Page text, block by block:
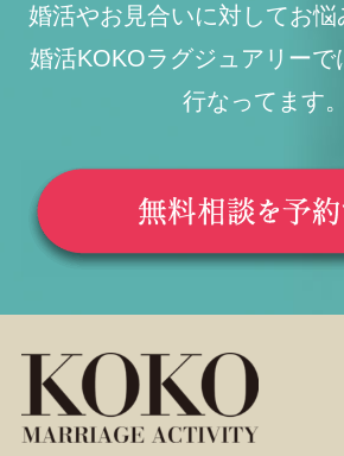
婚活やお見合いに対してお悩
婚活KOKOラグジュアリーで
行なってます。